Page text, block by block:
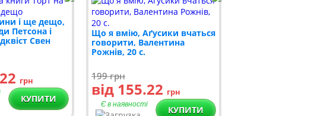
і ще дещо,
Петсона і
Свен
грн
КУПИТИ
Що я вмію, Аґусики вчаться
говорити, Валентина
Рожнів, 20 с.
199грн
від 155.22 грн
Є в наявності КУПИТИ